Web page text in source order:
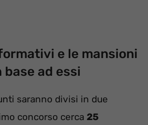
e le mansioni
ad essi
saranno divisi in due
concorso cerca 25